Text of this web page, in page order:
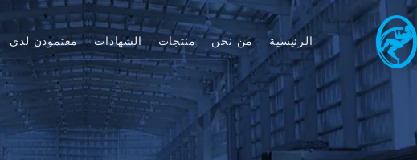
الرئيسية من نحن منتجات الشهادات معتمودن لدى